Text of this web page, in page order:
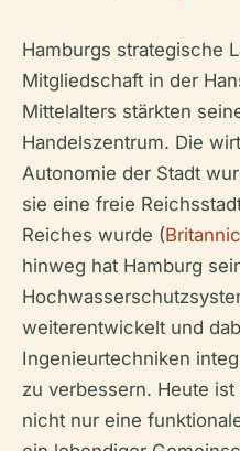
Hamburgs strategische
Mitgliedschaft in der
Mittelalters stärkten
Handelszentrum. Die
Autonomie der Stadt
sie eine freie
Reiches wurde (
hinweg hat Hamburg
weiterentwickelt und
Ingenieurtechniken
zu verbessern. Heute
nicht nur eine